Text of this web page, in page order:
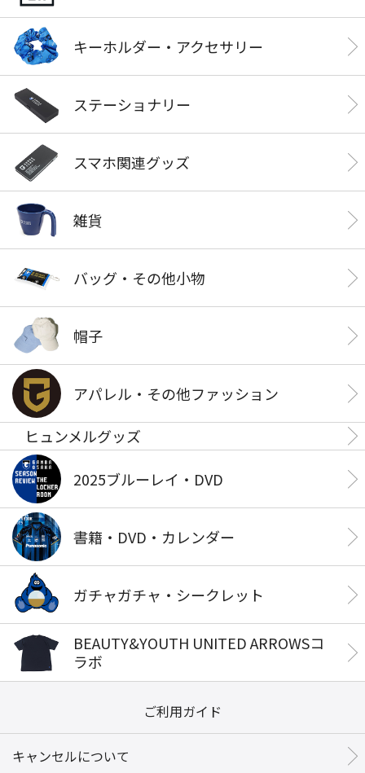
キーホルダー・アクセサリー
ステーショナリー
スマホ関連グッズ
雑貨
バッグ・その他小物
帽子
アパレル・その他ファッション
ヒュンメルグッズ
2025ブルーレイ・DVD
書籍・DVD・カレンダー
ガチャガチャ・シークレット
BEAUTY&YOUTH UNITED ARROWSコ
ラボ
ご利用ガイド
キャンセルについて